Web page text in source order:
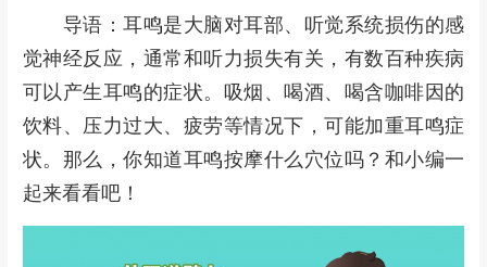
导语：耳鸣是大脑对耳部、听觉系统损伤的感
觉神经反应，通常和听力损失有关，有数百种疾病
可以产生耳鸣的症状。吸烟、喝酒、喝含咖啡因的
饮料、压力过大、疲劳等情况下，可能加重耳鸣症
状。那么，你知道耳鸣按摩什么穴位吗？和小编一
起来看看吧！